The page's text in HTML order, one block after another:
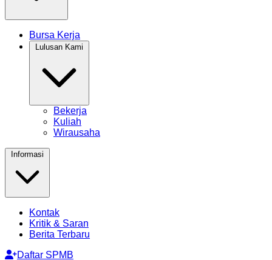
Bursa Kerja
Bekerja
Kuliah
Wirausaha
Kontak
Kritik & Saran
Berita Terbaru
Daftar SPMB